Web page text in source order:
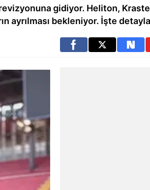
gidiyor. Heliton,
ayrılması bekleniyor. İşte